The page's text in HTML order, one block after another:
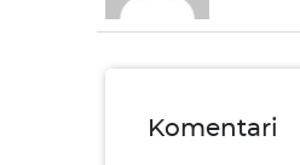
Komentari